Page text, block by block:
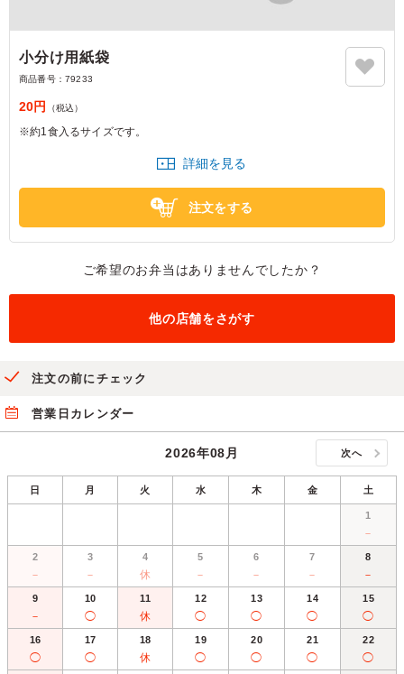
小分け用紙袋
商品番号： 79233
20円 （税込）
※約1食入るサイズです。
詳細を見る
注文をする
ご希望のお弁当はありませんでしたか？
他の店舗をさがす
注文の前にチェック
営業日カレンダー
2026年08月 次へ
日 月 火 水 木 金 土
1
－
2
－
3
－
4
休
5
－
6
－
7
－
8
－
9
－
10
◯
11
休
12
◯
13
◯
14
◯
15
◯
16
◯
17
◯
18
休
19
◯
20
◯
21
◯
22
◯